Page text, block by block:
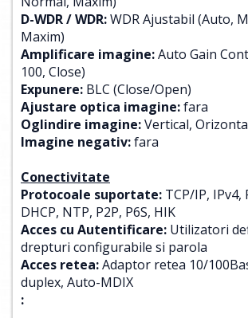
D-WDR / WDR:WDR Ajustabil (Auto,
Maxim)
Amplificare imagine:Auto Gain
100, Close)
Expunere: BLC (Close/Open)
Ajustare optica imagine:fara
Oglindire imagine:Vertical,
Imagine negativ:fara
Conectivitate
Protocoale suportate: TCP/IP, IPv4,
DHCP, NTP, P2P, P6S, HIK
Acces cu Autentificare: Utilizatori
drepturi configurabile si parola
Acces retea:Adaptor retea 10/
duplex, Auto-MDIX
: